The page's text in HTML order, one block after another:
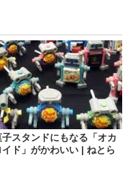
子スタンドにもなる「オカ
イド」がかわいい | ねとら